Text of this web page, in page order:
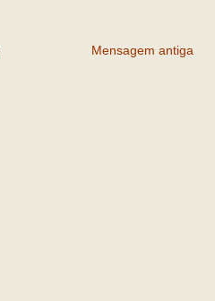
Mensagem antiga